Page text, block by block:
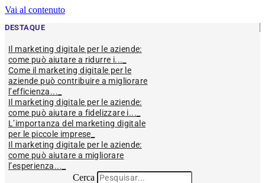
Vai al contenuto
DESTAQUE
Il marketing digitale per le aziende:
come può aiutare a ridurre i...
Come il marketing digitale per le
aziende può contribuire a migliorare
l’efficienza...
Il marketing digitale per le aziende:
come può aiutare a fidelizzare i...
L’importanza del marketing digitale
per le piccole imprese
Il marketing digitale per le aziende:
come può aiutare a migliorare
l’esperienza...
Cerca